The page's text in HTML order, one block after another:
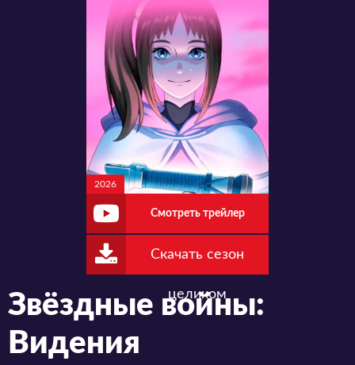
2026
Смотреть трейлер
Скачать сезон
целиком
Звёздные войны:
Видения